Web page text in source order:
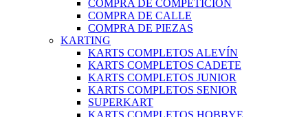
COMPRA DE COMPETICIÓN
COMPRA DE CALLE
COMPRA DE PIEZAS
KARTING
KARTS COMPLETOS ALEVÍN
KARTS COMPLETOS CADETE
KARTS COMPLETOS JUNIOR
KARTS COMPLETOS SENIOR
SUPERKART
KARTS COMPLETOS HOBBYE